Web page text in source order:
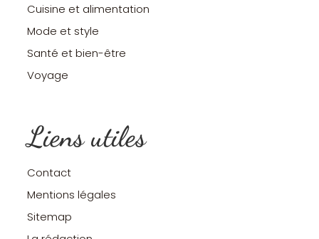
Cuisine et alimentation
Mode et style
Santé et bien-être
Voyage
Liens utiles
Contact
Mentions légales
Sitemap